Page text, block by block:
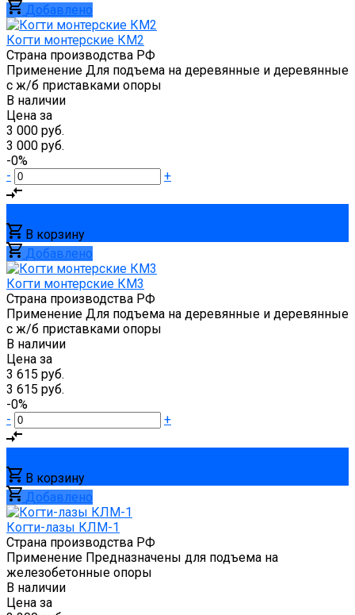
Добавлено
Когти монтерские КМ2
Страна производства РФ
Применение Для подъема на деревянные и деревянные
с ж/б приставками опоры
В наличии
Цена за
3 000 руб.
3 000 руб.
-0%
-
+
В корзину
Добавлено
Когти монтерские КМ3
Страна производства РФ
Применение Для подъема на деревянные и деревянные
с ж/б приставками опоры
В наличии
Цена за
3 615 руб.
3 615 руб.
-0%
-
+
В корзину
Добавлено
Когти-лазы КЛМ-1
Страна производства РФ
Применение Предназначены для подъема на
железобетонные опоры
В наличии
Цена за